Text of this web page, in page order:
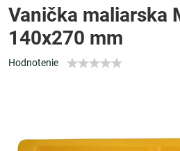
Vanička maliarska
140x270 mm
Hodnotenie